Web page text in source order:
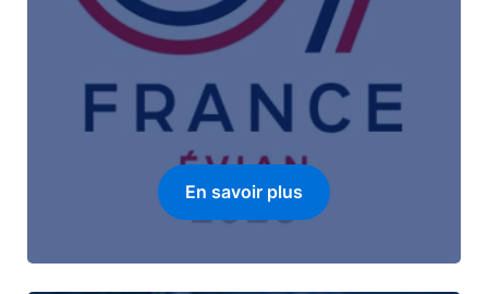
En savoir plus